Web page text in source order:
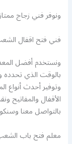
ونوفر فني زجاج
فني فتح اقفال
ونستخدم أفضل
بالوقت الذي
وتوفير أحدث أنواع
الأقفال والمفاتيح
بالتواصل معنا
معلم فتح باب